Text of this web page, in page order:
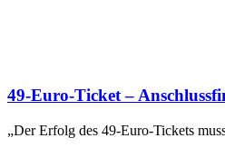
49-Euro-Ticket –
„Der Erfolg des 49-Euro-Tickets